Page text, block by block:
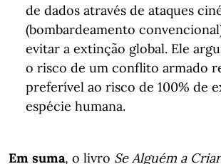
de dados através de ataques
(bombardeamento
evitar a extinção global. Ele
o risco de um conflito armado
preferível ao risco de 100% de
espécie humana.
Em suma, o livro Se Alguém a